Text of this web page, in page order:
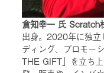
倉知幸一 氏 Scratch
出身。2020年に独立
ディング、プロモー
THE GIFT」を立ち